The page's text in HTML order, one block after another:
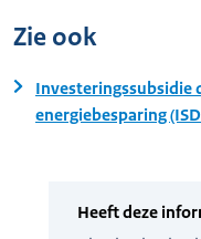
Zie ook
Investeringssubsidie
energiebesparing